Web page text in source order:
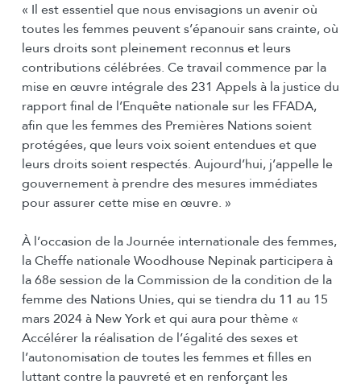
« Il est essentiel que nous envisagions un avenir où
toutes les femmes peuvent s’épanouir sans crainte, où
leurs droits sont pleinement reconnus et leurs
contributions célébrées. Ce travail commence par la
mise en œuvre intégrale des 231 Appels à la justice du
rapport final de l’Enquête nationale sur les FFADA,
afin que les femmes des Premières Nations soient
protégées, que leurs voix soient entendues et que
leurs droits soient respectés. Aujourd’hui, j’appelle le
gouvernement à prendre des mesures immédiates
pour assurer cette mise en œuvre. »
À l’occasion de la Journée internationale des femmes,
la Cheffe nationale Woodhouse Nepinak participera à
la 68e session de la Commission de la condition de la
femme des Nations Unies, qui se tiendra du 11 au 15
mars 2024 à New York et qui aura pour thème «
Accélérer la réalisation de l’égalité des sexes et
l’autonomisation de toutes les femmes et filles en
luttant contre la pauvreté et en renforçant les